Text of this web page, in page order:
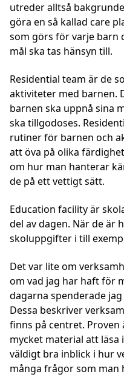
utreder alltså
göra en så kallad care
som görs för varje barn
mål ska tas hänsyn till.
Residential team är de
aktiviteter med barnen.
barnen ska uppnå sina
ska tillgodoses.
rutiner för barnen och
att öva på olika
om hur man hanterar
de på ett vettigt sätt.
Education facility är
del av dagen. När de är
skoluppgifter i till
Det var lite om
om vad jag har haft för
dagarna spenderade
Dessa beskriver
finns på centret. Proven
mycket material att läsa
väldigt bra inblick i hur
många frågor som man